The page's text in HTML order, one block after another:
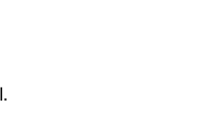
این کالا را با استفاده از کلمات کوتاه و ساده توضیح دهید.